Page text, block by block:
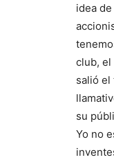
idea
club, el
salió el
su
Yo no